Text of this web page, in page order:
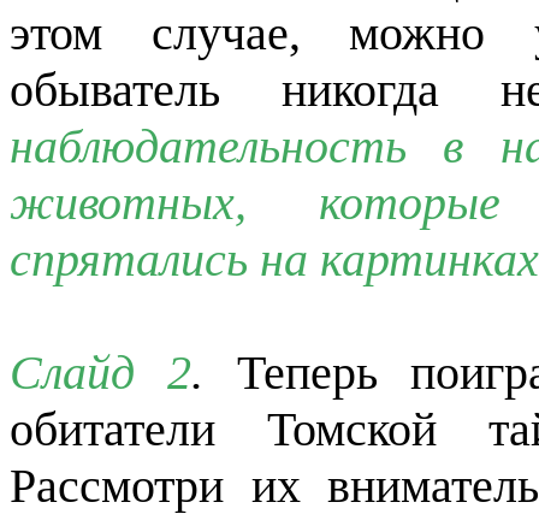
этом случае, можно
обыватель никогда
наблюдательность в
животных,
спрятались на
Слайд 2. Теперь
обитатели Томской
Рассмотри их